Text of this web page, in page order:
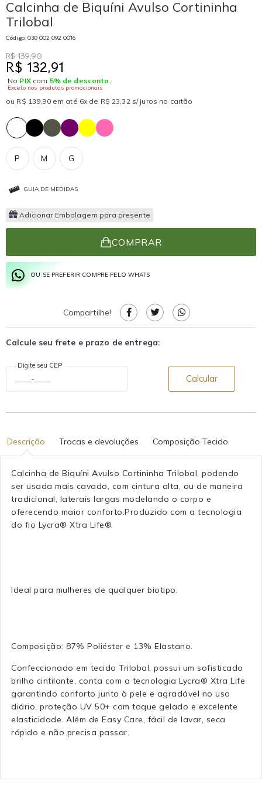
Calcinha de Biquíni Avulso Cortininha
Trilobal
Código: 030 002 092 0016
R$ 139,90
R$ 132,91
No PIXcom 5% de desconto .
Exceto nos produtos promocionais
ou R$ 139,90 em até 6x de R$ 23,32 s/ juros no cartão
P M G
GUIA DE MEDIDAS
Adicionar Embalagem para presente
COMPRAR
OU SE PREFERIR COMPRE PELO WHATS
Compartilhe!
Calcule seu frete e prazo de entrega:
Digite seu CEP
Calcular
Descrição Trocas e devoluções Composição Tecido
Calcinha de Biquíni Avulso Cortininha Trilobal, podendo
ser usada mais cavado, com cintura alta, ou de maneira
tradicional, laterais largas modelando o corpo e
oferecendo maior conforto.Produzido com a tecnologia
do fio Lycra® Xtra Life®.
Ideal para mulheres de qualquer biotipo.
Composição: 87% Poliéster e 13% Elastano.
Confeccionado em tecido Trilobal, possui um sofisticado
brilho cintilante, conta com a tecnologia Lycra® Xtra Life
garantindo conforto junto à pele e agradável no uso
diário, proteção UV 50+ com toque gelado e excelente
elasticidade. Além de Easy Care, fácil de lavar, seca
rápido e não precisa passar.